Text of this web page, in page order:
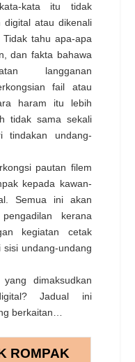
kata itu tidak
digital atau dikenali
tahu apa-apa
dan fakta bahawa
langganan
fail atau
haram itu lebih
tidak sama sekali
tindakan undang-
pautan filem
kepada kawan-
Semua ini akan
kerana
kegiatan cetak
undang-undang
dimaksudkan
Jadual ini
berkaitan…
ROMPAK